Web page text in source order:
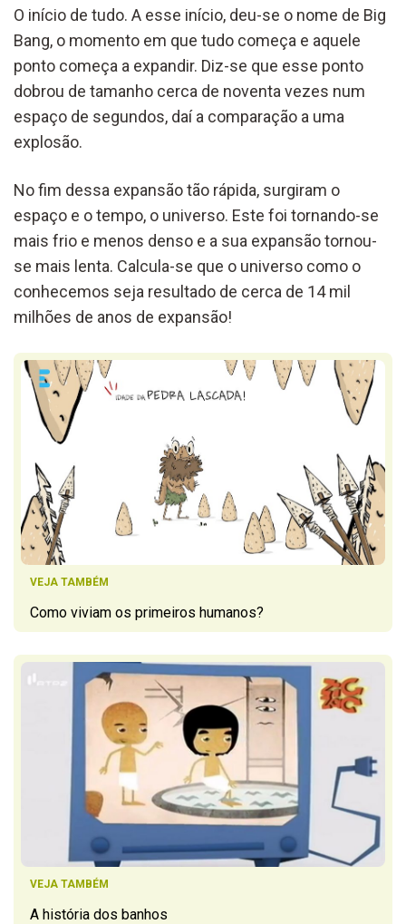
O início de tudo. A esse início, deu-se o nome de Big
Bang, o momento em que tudo começa e aquele
ponto começa a expandir. Diz-se que esse ponto
dobrou de tamanho cerca de noventa vezes num
espaço de segundos, daí a comparação a uma
explosão.
No fim dessa expansão tão rápida, surgiram o
espaço e o tempo, o universo. Este foi tornando-se
mais frio e menos denso e a sua expansão tornou-
se mais lenta. Calcula-se que o universo como o
conhecemos seja resultado de cerca de 14 mil
milhões de anos de expansão!
VEJA TAMBÉM
Como viviam os primeiros humanos?
VEJA TAMBÉM
A história dos banhos